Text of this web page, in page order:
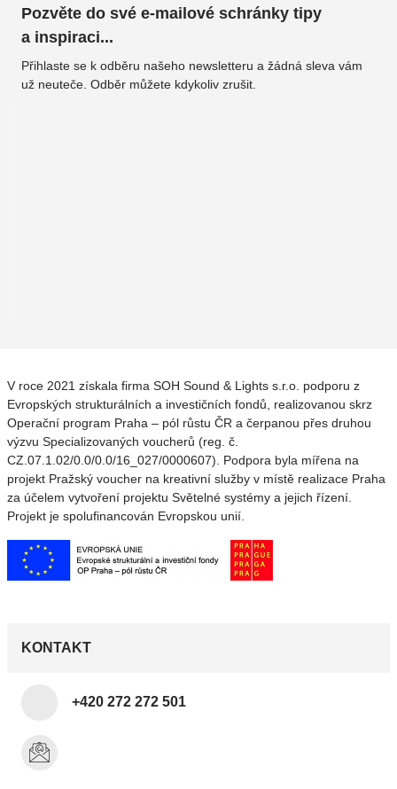
Pozvěte do své e-mailové schránky tipy
a inspiraci...
Přihlaste se k odběru našeho newsletteru a žádná sleva vám
už neuteče. Odběr můžete kdykoliv zrušit.
V roce 2021 získala firma SOH Sound & Lights s.r.o. podporu z
Evropských strukturálních a investičních fondů, realizovanou skrz
Operační program Praha – pól růstu ČR a čerpanou přes druhou
výzvu Specializovaných voucherů (reg. č.
CZ.07.1.02/0.0/0.0/16_027/0000607). Podpora byla mířena na
projekt Pražský voucher na kreativní služby v místě realizace Praha
za účelem vytvoření projektu Světelné systémy a jejich řízení.
Projekt je spolufinancován Evropskou unií.
KONTAKT
+420 272 272 501